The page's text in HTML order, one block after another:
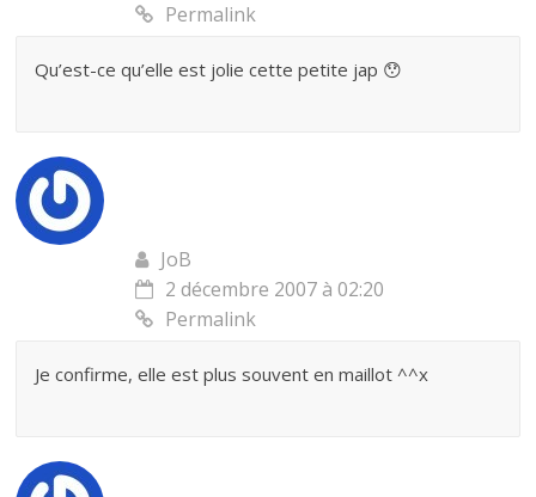
Permalink
Qu’est-ce qu’elle est jolie cette petite jap 😯
JoB
2 décembre 2007 à 02:20
Permalink
Je confirme, elle est plus souvent en maillot ^^x